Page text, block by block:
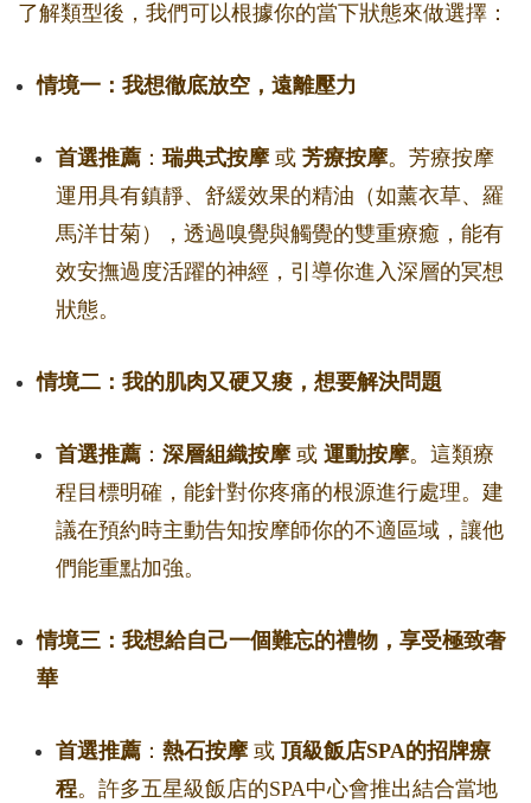
了解類型後，我們可以根據你的當下狀態來做選擇：
情境一：我想徹底放空，遠離壓力
首選推薦 ： 瑞典式按摩或 芳療按摩。芳療按摩
運用具有鎮靜、舒緩效果的精油（如薰衣草、羅
馬洋甘菊），透過嗅覺與觸覺的雙重療癒，能有
效安撫過度活躍的神經，引導你進入深層的冥想
狀態。
情境二：我的肌肉又硬又痠，想要解決問題
首選推薦 ： 深層組織按摩或 運動按摩。這類療
程目標明確，能針對你疼痛的根源進行處理。建
議在預約時主動告知按摩師你的不適區域，讓他
們能重點加強。
情境三：我想給自己一個難忘的禮物，享受極致奢
華
首選推薦 ： 熱石按摩或 頂級飯店SPA的招牌療
程。許多五星級飯店的SPA中心會推出結合當地